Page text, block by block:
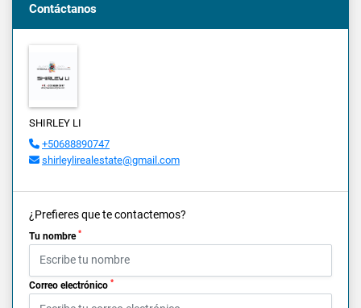
Contáctanos
SHIRLEY LI
+50688890747
shirleylirealestate@gmail.com
¿Prefieres que te contactemos?
Tu nombre *
Correo electrónico *